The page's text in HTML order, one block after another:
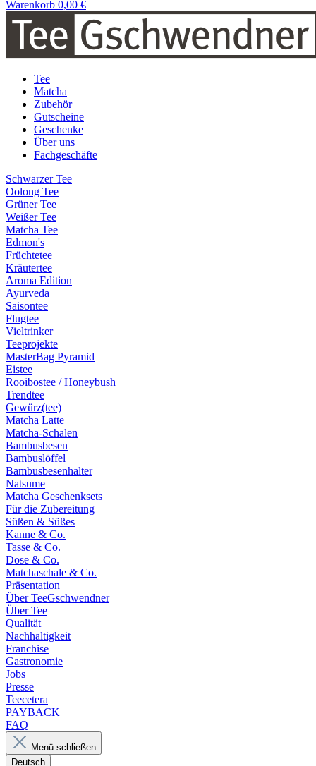
Warenkorb 0,00 €
Tee
Matcha
Zubehör
Gutscheine
Geschenke
Über uns
Fachgeschäfte
Schwarzer Tee
Oolong Tee
Grüner Tee
Weißer Tee
Matcha Tee
Edmon's
Früchtetee
Kräutertee
Aroma Edition
Ayurveda
Saisontee
Flugtee
Vieltrinker
Teeprojekte
MasterBag Pyramid
Eistee
Rooibostee / Honeybush
Trendtee
Gewürz(tee)
Matcha Latte
Matcha-Schalen
Bambusbesen
Bambuslöffel
Bambusbesenhalter
Natsume
Matcha Geschenksets
Für die Zubereitung
Süßen & Süßes
Kanne & Co.
Tasse & Co.
Dose & Co.
Matchaschale & Co.
Präsentation
Über TeeGschwendner
Über Tee
Qualität
Nachhaltigkeit
Franchise
Gastronomie
Jobs
Presse
Teecetera
PAYBACK
FAQ
Menü schließen
Deutsch